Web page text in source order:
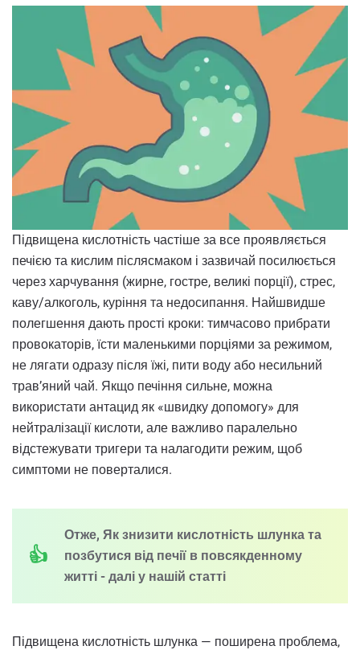
Підвищена кислотність частіше за все проявляється
печією та кислим післясмаком і зазвичай посилюється
через харчування (жирне, гостре, великі порції), стрес,
каву/алкоголь, куріння та недосипання. Найшвидше
полегшення дають прості кроки: тимчасово прибрати
провокаторів, їсти маленькими порціями за режимом,
не лягати одразу після їжі, пити воду або несильний
трав’яний чай. Якщо печіння сильне, можна
використати антацид як «швидку допомогу» для
нейтралізації кислоти, але важливо паралельно
відстежувати тригери та налагодити режим, щоб
симптоми не поверталися.
Отже, Як знизити кислотність шлунка та
позбутися від печії в повсякденному
житті - далі у нашій статті
Підвищена кислотність шлунка — поширена проблема,